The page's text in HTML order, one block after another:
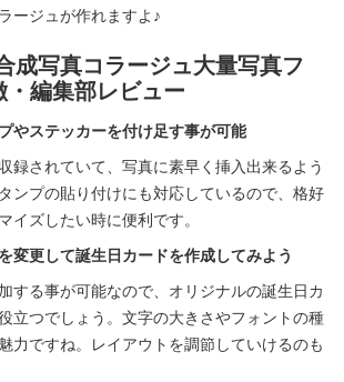
ージュが作れますよ♪
成写真コラージュ大量写真フ
・編集部レビュー
やステッカーを付け足す事が可能
録されていて、写真に素早く挿入出来るよう
ンプの貼り付けにも対応しているので、格好
イズしたい時に便利です。
変更して誕生日カードを作成してみよう
する事が可能なので、オリジナルの誕生日カ
立つでしょう。文字の大きさやフォントの種
力ですね。レイアウトを調節していけるのも